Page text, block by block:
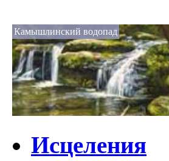
Камышлинский водопад
Исцеления